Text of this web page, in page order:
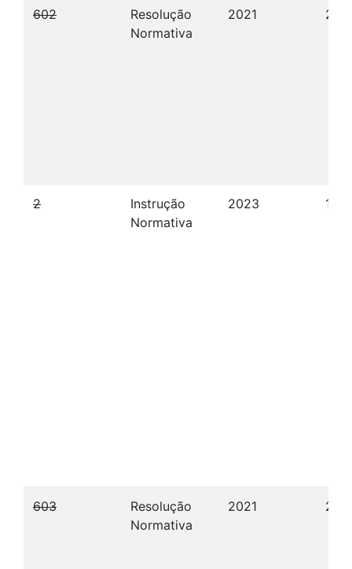
602
Resolução
Normativa
2021 20/
2
Instrução
Normativa
2023 19/
603
Resolução
Normativa
2021 20/